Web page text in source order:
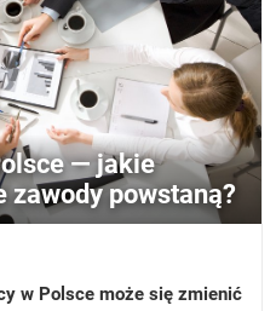
— jakie
zawody powstaną?
w Polsce może się zmienić